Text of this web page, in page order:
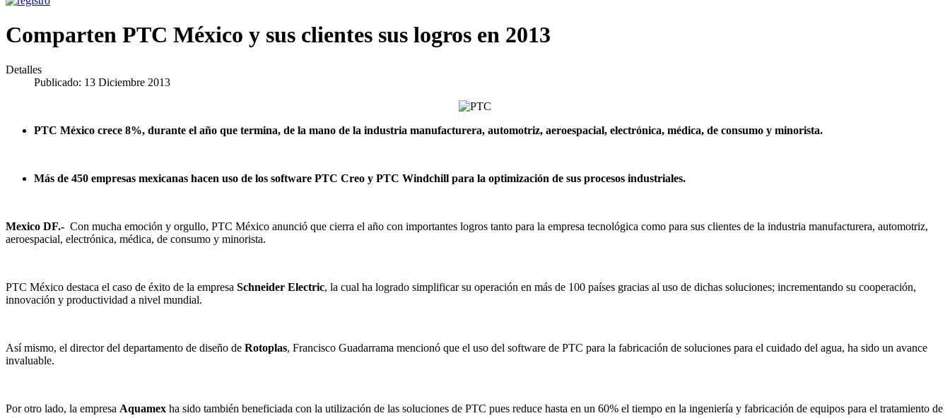
Comparten PTC México y sus clientes sus logros en 2013
Detalles
Publicado: 13 Diciembre 2013
PTC México crece 8%, durante el año que termina, de la mano de la industria manufacturera, automotriz, aeroespacial, electrónica, médica, de consumo y minorista.
Más de 450 empresas mexicanas hacen uso de los software PTC Creo y PTC Windchill para la optimización de sus procesos industriales.
Mexico DF.- Con mucha emoción y orgullo, PTC México anunció que cierra el año con importantes logros tanto para la empresa tecnológica como para sus clientes de la industria manufacturera, automotriz,
aeroespacial, electrónica, médica, de consumo y minorista.
PTC México destaca el caso de éxito de la empresa Schneider Electric, la cual ha logrado simplificar su operación en más de 100 países gracias al uso de dichas soluciones; incrementando su cooperación,
innovación y productividad a nivel mundial.
Así mismo, el director del departamento de diseño de Rotoplas, Francisco Guadarrama mencionó que el uso del software de PTC para la fabricación de soluciones para el cuidado del agua, ha sido un avance
invaluable.
Por otro lado, la empresa Aquamex ha sido también beneficiada con la utilización de las soluciones de PTC pues reduce hasta en un 60% el tiempo en la ingeniería y fabricación de equipos para el tratamiento de